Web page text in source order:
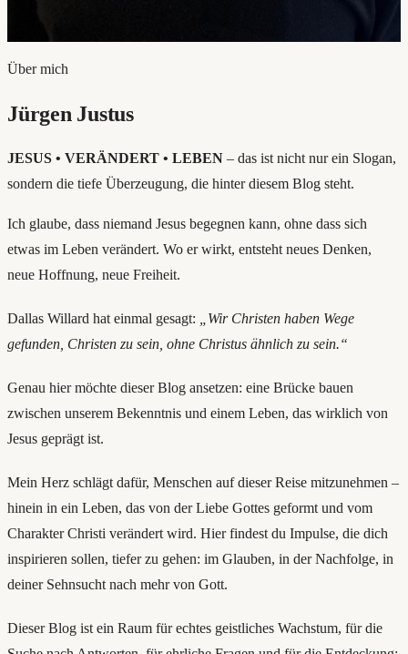
Über mich
Jürgen Justus
JESUS • VERÄNDERT • LEBEN – das ist nicht nur ein Slogan,
sondern die tiefe Überzeugung, die hinter diesem Blog steht.
Ich glaube, dass niemand Jesus begegnen kann, ohne dass sich
etwas im Leben verändert. Wo er wirkt, entsteht neues Denken,
neue Hoffnung, neue Freiheit.
Dallas Willard hat einmal gesagt:
„Wir Christen haben Wege
gefunden, Christen zu sein, ohne Christus ähnlich zu sein.“
Genau hier möchte dieser Blog ansetzen: eine Brücke bauen
zwischen unserem Bekenntnis und einem Leben, das wirklich von
Jesus geprägt ist.
Mein Herz schlägt dafür, Menschen auf dieser Reise mitzunehmen –
hinein in ein Leben, das von der Liebe Gottes geformt und vom
Charakter Christi verändert wird. Hier findest du Impulse, die dich
inspirieren sollen, tiefer zu gehen: im Glauben, in der Nachfolge, in
deiner Sehnsucht nach mehr von Gott.
Dieser Blog ist ein Raum für echtes geistliches Wachstum, für die